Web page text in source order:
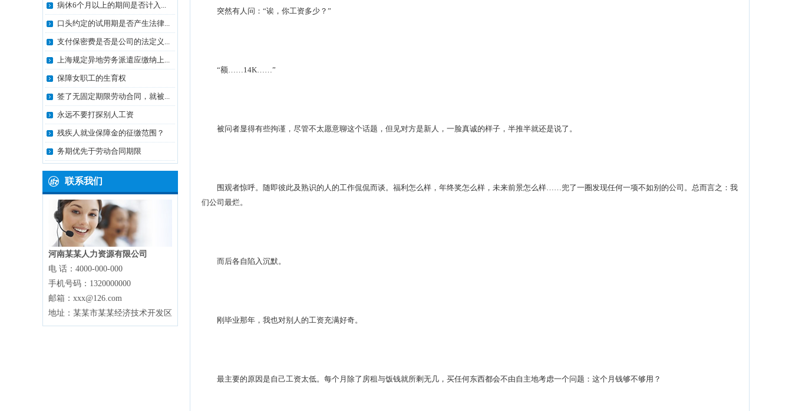
病休6个月以上的期间是否计入...
口头约定的试用期是否产生法律...
支付保密费是否是公司的法定义...
上海规定异地劳务派遣应缴纳上...
保障女职工的生育权
签了无固定期限劳动合同，就被...
永远不要打探别人工资
残疾人就业保障金的征缴范围？
务期优先于劳动合同期限
联系我们
河南某某人力资源有限公司
电 话：4000-000-000
手机号码：1320000000
邮箱：xxx@126.com
地址：某某市某某经济技术开发区
突然有人问：“诶，你工资多少？”
“额……14K……”
被问者显得有些拘谨，尽管不太愿意聊这个话题，但见对方是新人，一脸真诚的样子，半推半就还是说了。
围观者惊呼。随即彼此及熟识的人的工作侃侃而谈。福利怎么样，年终奖怎么样，未来前景怎么样……兜了一圈发现任何一项不如别的公司。总而言之：我
们公司最烂。
而后各自陷入沉默。
刚毕业那年，我也对别人的工资充满好奇。
最主要的原因是自己工资太低。每个月除了房租与饭钱就所剩无几，买任何东西都会不由自主地考虑一个问题：这个月钱够不够用？